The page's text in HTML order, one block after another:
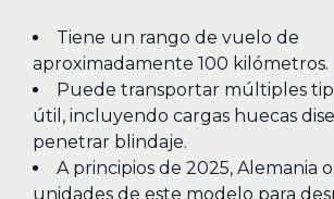
Tiene un rango de vuelo de
aproximadamente 100 kilómetros.
Puede transportar múltiples
útil, incluyendo cargas huecas
penetrar blindaje.
A principios de 2025, Alemania
unidades de este modelo para